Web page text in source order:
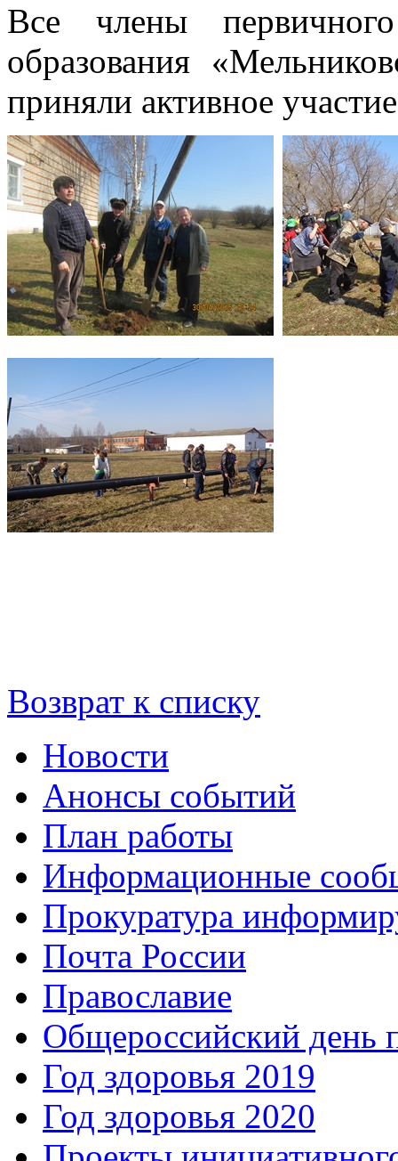
Все члены
образования
приняли активное
Возврат к списку
Новости
Анонсы событий
План работы
Информационные
Прокуратура
Почта России
Православие
Общероссийский день
Год здоровья 2019
Год здоровья 2020